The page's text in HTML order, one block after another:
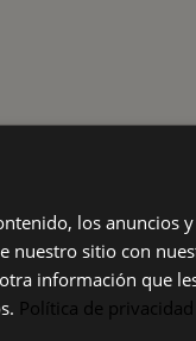
ancho para
en pared como como
los anuncios
nuestro sitio con
información que
Política de privacidad